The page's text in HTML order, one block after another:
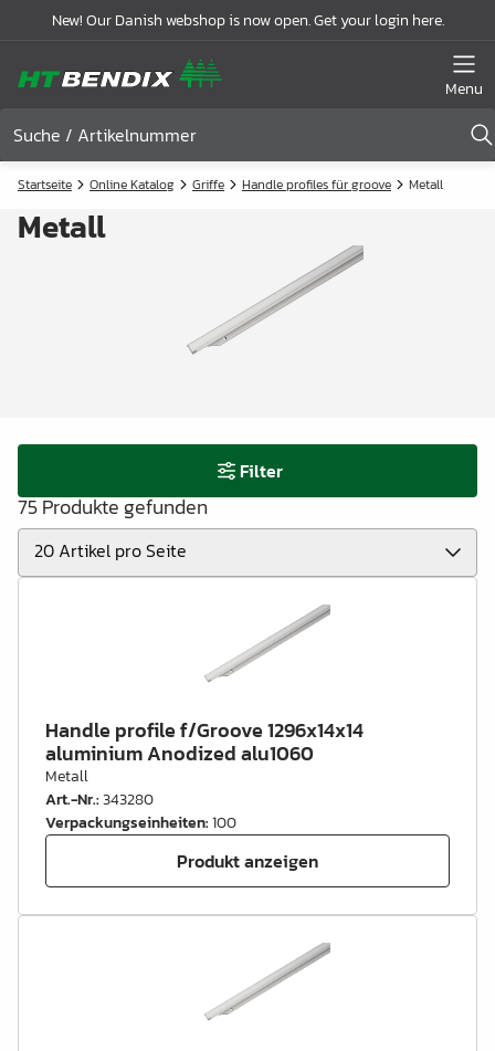
New! Our Danish webshop is now open. Get your login here.
Menu
Startseite Online Katalog Griffe Handle profiles für groove Metall
Metall
Filter
75 Produkte gefunden
Handle profile f/Groove 1296x14x14
aluminium Anodized alu1060
Metall
Art.-Nr.:343280
Verpackungseinheiten:100
Produkt anzeigen